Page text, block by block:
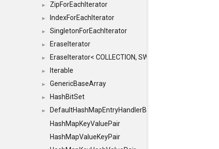
► ZipForEachIterator
► IndexForEachIterator
► SingletonForEachIterator
► EraseIterator
► EraseIterator< COLLECTION, SWAP_ERASE, false >
► Iterable
► GenericBaseArray
► HashBitSet
►
DefaultHashMapEntryHandlerBase
HashMapKeyValuePair
HashMapValueKeyPair